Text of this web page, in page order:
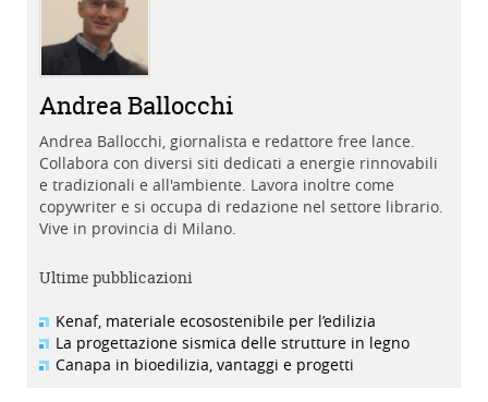
Andrea Ballocchi
Andrea Ballocchi, giornalista e redattore free lance.
Collabora con diversi siti dedicati a energie rinnovabili
e tradizionali e all'ambiente. Lavora inoltre come
copywriter e si occupa di redazione nel settore librario.
Vive in provincia di Milano.
Ultime pubblicazioni
Kenaf, materiale ecosostenibile per l’edilizia
La progettazione sismica delle strutture in legno
Canapa in bioedilizia, vantaggi e progetti